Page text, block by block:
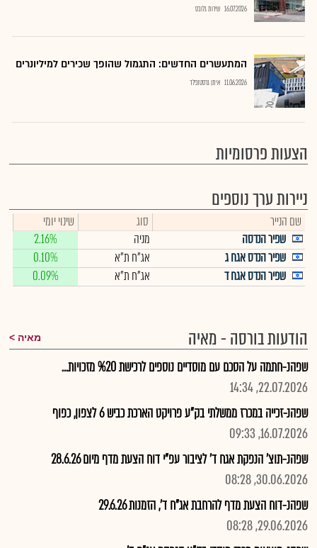
16.07.2026 שירות גלובס
המתעשרים החדשים: התגמול שהופך שכירים למיליונרים
11.06.2026 איתן גרסטנפלד
הצעות פרסומיות
ניירות ערך נוספים
שם הנייר סוג
שינוי יומי
שפיר הנדסה
מניה
2.16%
שפיר הנדס אגח ג
אג"ח ת"א
0.10%
שפיר הנדס אגח ד
אג"ח ת"א 0.09%
הודעות בורסה - מאיה מאיה
שפהנ-חתמה על הסכם עם מוסדיים נוספים לרכישת %20 מזכויות...
22.07.2026, 14:34
שפהנ-זכייה במכרז ממשלתי בק"ע פרויקט הארכת כביש 6 לצפון, כפוף
16.07.2026, 09:33
שפהנ-תוצ' הנפקת אגח ד' לציבור עפ"י דוח הצעת מדף מיום 28.6.26
30.06.2026, 08:28
שפהנ-דוח הצעת מדף להרחבת אג"ח ד', הזמנות 29.6.26
29.06.2026, 08:28